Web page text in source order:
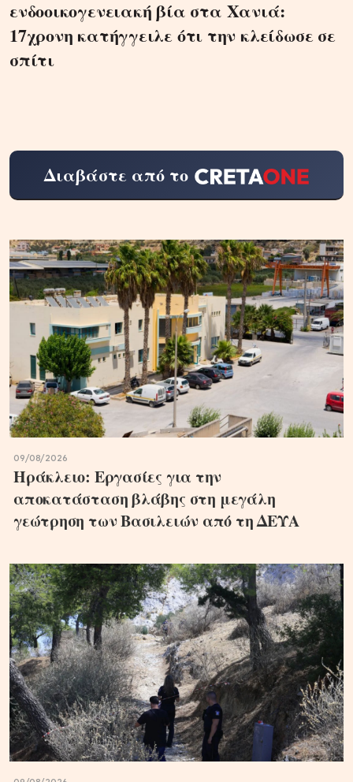
ενδοοικογενειακή βία στα Χανιά:
17χρονη κατήγγειλε ότι την κλείδωσε σε
σπίτι
Διαβάστε από το
09/08/2026
Ηράκλειο: Εργασίες για την
αποκατάσταση βλάβης στη μεγάλη
γεώτρηση των Βασιλειών από τη ΔΕΥΑ